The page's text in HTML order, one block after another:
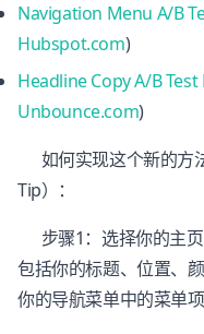
Navigation Menu A/B
Hubspot.com)
Headline Copy A/B Test
Unbounce.com)
如何实现这个新的方
Tip）：
步骤1：选择你的主页
包括你的标题、位置、
你的导航菜单中的菜单